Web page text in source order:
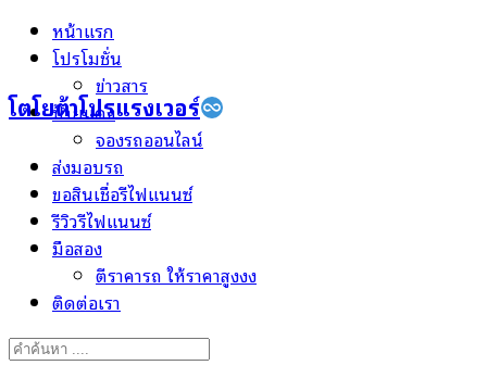
Skip
โตโยต้าโปรแรงเวอร์
หน้าแรก
โปรโมชั่น
ข่าวสาร
ป้ายแดง
จองรถออนไลน์
ส่งมอบรถ
ขอสินเชื่อรีไฟแนนซ์
รีวิวรีไฟแนนซ์
มือสอง
ตีราคารถ ให้ราคาสูงงง
ติดต่อเรา
Search